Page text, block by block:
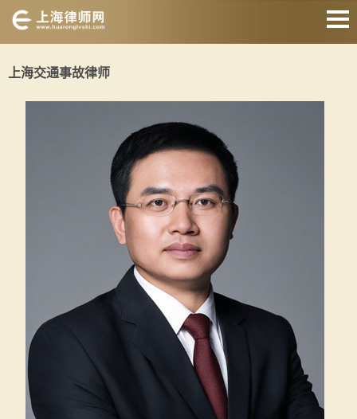
房产纠纷律师
合同纠纷律师
征地拆迁律师
交通事故律师
关于我们
上海交通事故律师